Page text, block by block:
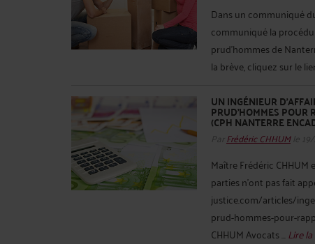
Dans un communiqué
communiqué la
prud’hommes de
la brève, cliquez sur le
UN INGÉNIEUR
PRUD’HOMMES POUR
(CPH NANTERRE
Par Frédéric CHHUMle 19/
Maître Frédéric CHHUM
parties n'ont pas fait
justice.com/articles/
prud-hommes-pour-
CHHUM Avocats ...Lire